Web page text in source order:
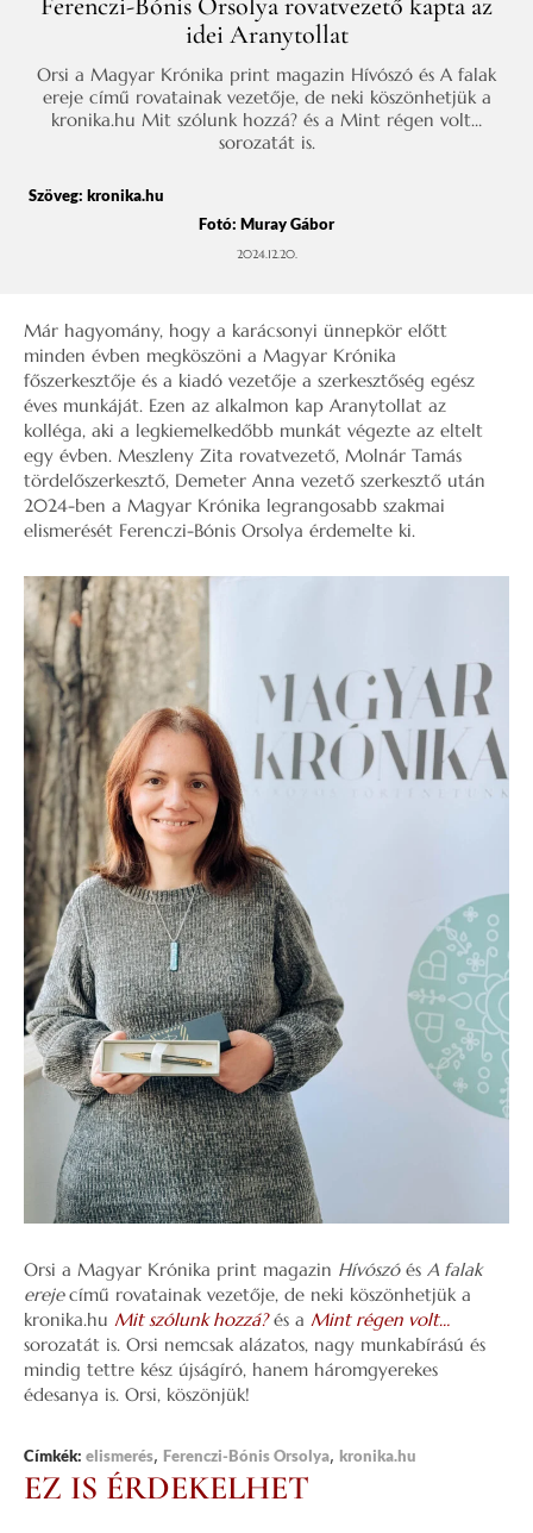
idei Aranytollat
Orsi a Magyar Krónika print magazin Hívószó és A falak
ereje című rovatainak vezetője, de neki köszönhetjük a
kronika.hu Mit szólunk hozzá? és a Mint régen volt…
sorozatát is.
Szöveg: kronika.hu
Fotó: Muray Gábor
2024.12.20.
Már hagyomány, hogy a karácsonyi ünnepkör előtt
minden évben megköszöni a Magyar Krónika
főszerkesztője és a kiadó vezetője a szerkesztőség egész
éves munkáját. Ezen az alkalmon kap Aranytollat az
kolléga, aki a legkiemelkedőbb munkát végezte az eltelt
egy évben. Meszleny Zita rovatvezető, Molnár Tamás
tördelőszerkesztő, Demeter Anna vezető szerkesztő után
2024-ben a Magyar Krónika legrangosabb szakmai
elismerését Ferenczi-Bónis Orsolya érdemelte ki.
Orsi a Magyar Krónika print magazin Hívószóés A falak
erejecímű rovatainak vezetője, de neki köszönhetjük a
kronika.hu Mit szólunk hozzá?és a Mint régen volt…
sorozatát is. Orsi nemcsak alázatos, nagy munkabírású és
mindig tettre kész újságíró, hanem háromgyerekes
édesanya is. Orsi, köszönjük!
Címkék: elismerés, Ferenczi-Bónis Orsolya, kronika.hu
EZ IS ÉRDEKELHET